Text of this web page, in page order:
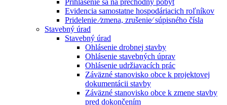
Prihlásenie sa na prechodný pobyt
Evidencia samostatne hospodáriacich roľníkov
Pridelenie ⁄zmena, zrušenie⁄ súpisného čísla
Stavebný úrad
Stavebný úrad
Ohlásenie drobnej stavby
Ohlásenie stavebných úprav
Ohlásenie udržiavacích prác
Záväzné stanovisko obce k projektovej
dokumentácii stavby
Záväzné stanovisko obce k zmene stavby
pred dokončením